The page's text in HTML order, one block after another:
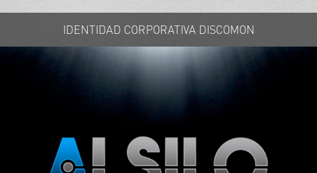
IDENTIDAD CORPORATIVA DISCOMON